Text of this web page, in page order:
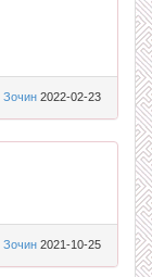
Зочин 2022-02-23
Зочин 2021-10-25